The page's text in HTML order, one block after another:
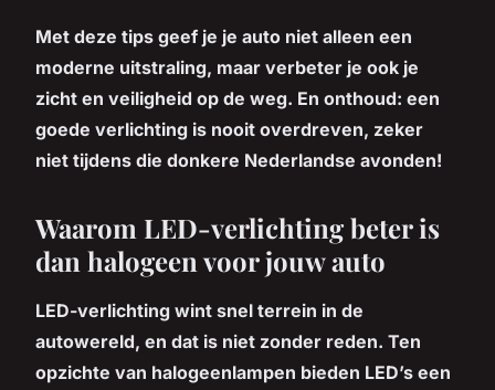
Met deze tips geef je je auto niet alleen een
moderne uitstraling, maar verbeter je ook je
zicht en veiligheid op de weg. En onthoud: een
goede verlichting is nooit overdreven, zeker
niet tijdens die donkere Nederlandse avonden!
Waarom LED-verlichting beter is
dan halogeen voor jouw auto
LED-verlichting wint snel terrein in de
autowereld, en dat is niet zonder reden. Ten
opzichte van halogeenlampen bieden LED’s een